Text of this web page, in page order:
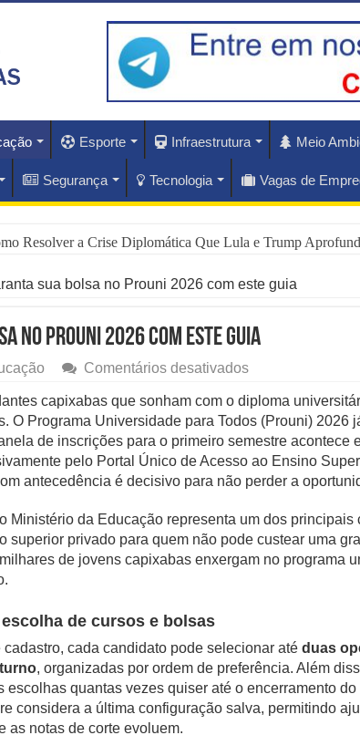
Esporte Infraestrutura Meio
Segurança Tecnologia Vagas de
Resolver a Crise Diplomática Que Lula e Trump
Revelam os Riscos dos Ventos de 76 km/h no Rio
Livre, Senador Investigado: O Que Mudou na Operação
Resolver a Disputa Política do Republicanos Rumo a 2026
Levou Quatro Trabalhadores à Morte em Obra Proibida
Branca Antes Distante, Camp David Agora no Centro do
Revelam o Que Levou ao Ataque Fatal na Fábrica
AWS Domina Mercado de IA e Deixa Rivais Para Trás
sua bolsa no Prouni 2026 com este guia
no Prouni 2026 com este guia
Comentários desativadosem
sua
bolsa
no
Prouni
2026
com
guia
capixabas que sonham com o diploma
O Programa Universidade para Todos (Prouni) 2026
de inscrições para o primeiro semestre acontece
pelo Portal Único de Acesso ao Ensino
antecedência é decisivo para não perder a
Ministério da Educação representa um dos principais
superior privado para quem não pode custear uma
de jovens capixabas enxergam no programa
de cursos e bolsas
cada candidato pode selecionar até duas
, organizadas por ordem de preferência. Além
escolhas quantas vezes quiser até o encerramento do
considera a última configuração salva, permitindo
as notas de corte evoluem.